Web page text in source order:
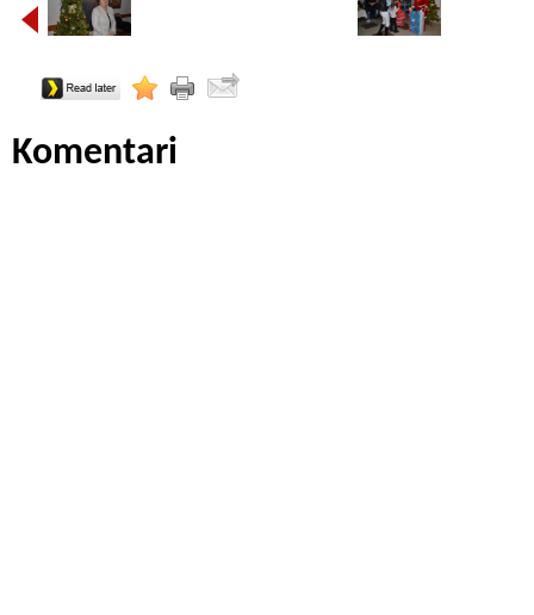
Komentari